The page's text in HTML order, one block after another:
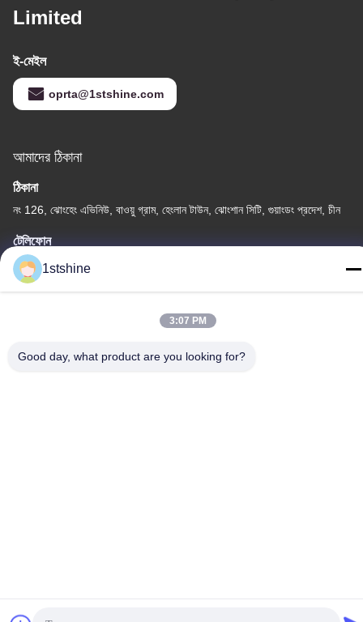
Limited
ই-মেইল
oprta@1stshine.com
আমাদের ঠিকানা
ঠিকানা
নং 126, ঝোংহেং এভিনিউ, বাওয়ু গ্রাম, হেংলান টাউন, ঝোংশান সিটি, গুয়াংডং প্রদেশ, চীন
টেলিফোন
86--18126432925
গোপনীয়তা নীতি|সাইটম্যাপ
1stshine
3:07 PM
Good day, what product are you looking for?